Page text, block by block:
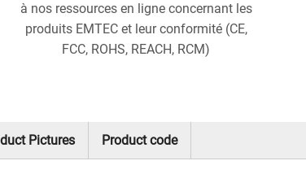
à nos ressources en ligne concernant les
produits EMTEC et leur conformité (CE,
FCC, ROHS, REACH, RCM)
Pictures Product code